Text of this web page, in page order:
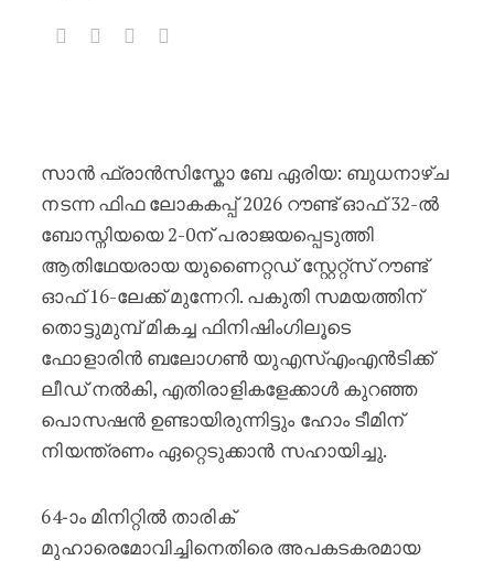
സാൻ ഫ്രാൻസിസ്കോ ബേ ഏരിയ: ബുധനാഴ്ച
നടന്ന ഫിഫ ലോകകപ്പ് 2026 റൗണ്ട് ഓഫ് 32-ൽ
ബോസ്നിയയെ 2-0ന് പരാജയപ്പെടുത്തി
ആതിഥേയരായ യുണൈറ്റഡ് സ്റ്റേറ്റ്സ് റൗണ്ട്
ഓഫ് 16-ലേക്ക് മുന്നേറി. പകുതി സമയത്തിന്
തൊട്ടുമുമ്പ് മികച്ച ഫിനിഷിംഗിലൂടെ
ഫോളാരിൻ ബലോഗൺ യുഎസ്എംഎൻടിക്ക്
ലീഡ് നൽകി, എതിരാളികളേക്കാൾ കുറഞ്ഞ
പൊസഷൻ ഉണ്ടായിരുന്നിട്ടും ഹോം ടീമിന്
നിയന്ത്രണം ഏറ്റെടുക്കാൻ സഹായിച്ചു.
64-ാം മിനിറ്റിൽ താരിക്
മുഹാരെമോവിച്ചിനെതിരെ അപകടകരമായ